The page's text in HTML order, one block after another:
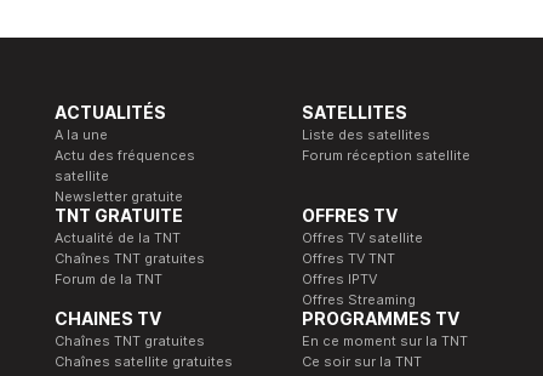
ACTUALITÉS
A la une
Actu des fréquences
satellite
Newsletter gratuite
SATELLITES
Liste des satellites
Forum réception satellite
TNT GRATUITE
Actualité de la TNT
Chaînes TNT gratuites
Forum de la TNT
OFFRES TV
Offres TV satellite
Offres TV TNT
Offres IPTV
Offres Streaming
CHAINES TV
Chaînes TNT gratuites
Chaînes satellite gratuites
PROGRAMMES TV
En ce moment sur la TNT
Ce soir sur la TNT